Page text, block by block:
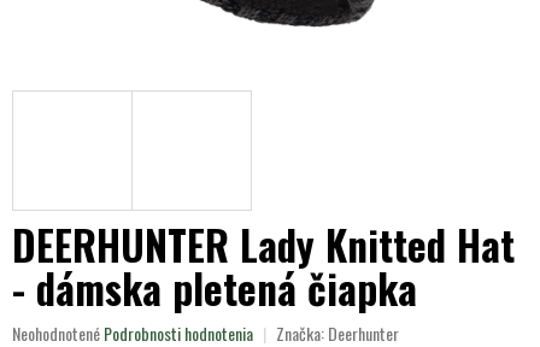
DEERHUNTER Lady Knitted Hat
- dámska pletená čiapka
Priemerné
NeohodnotenéPodrobnosti hodnotenia Značka:Deerhunter